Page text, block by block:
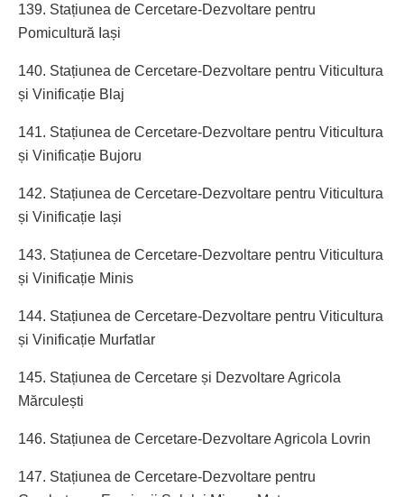
139. Stațiunea de Cercetare-Dezvoltare pentru
Pomicultură Iași
140. Stațiunea de Cercetare-Dezvoltare pentru Viticultura
și Vinificație Blaj
141. Stațiunea de Cercetare-Dezvoltare pentru Viticultura
și Vinificație Bujoru
142. Stațiunea de Cercetare-Dezvoltare pentru Viticultura
și Vinificație Iași
143. Stațiunea de Cercetare-Dezvoltare pentru Viticultura
și Vinificație Minis
144. Stațiunea de Cercetare-Dezvoltare pentru Viticultura
și Vinificație Murfatlar
145. Stațiunea de Cercetare și Dezvoltare Agricola
Mărculești
146. Stațiunea de Cercetare-Dezvoltare Agricola Lovrin
147. Stațiunea de Cercetare-Dezvoltare pentru